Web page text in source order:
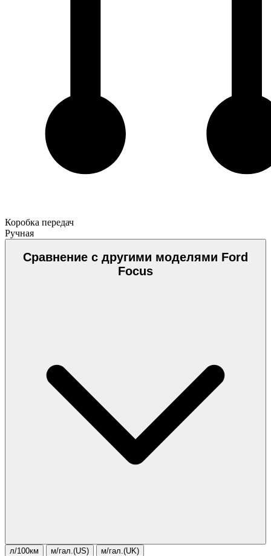
Коробка передач
Ручная
Сравнение с другими моделями Ford
Focus
л/100км м/гал.(US) м/гал.(UK)